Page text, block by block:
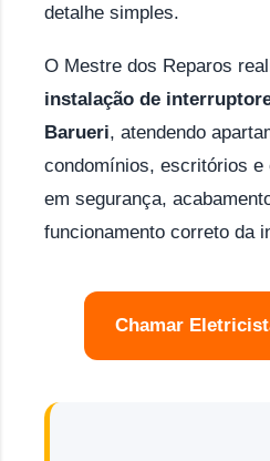
detalhe simples.
O Mestre dos Reparos
instalação de
Barueri, atendendo
condomínios, escritórios e
em segurança,
funcionamento correto da
Chamar